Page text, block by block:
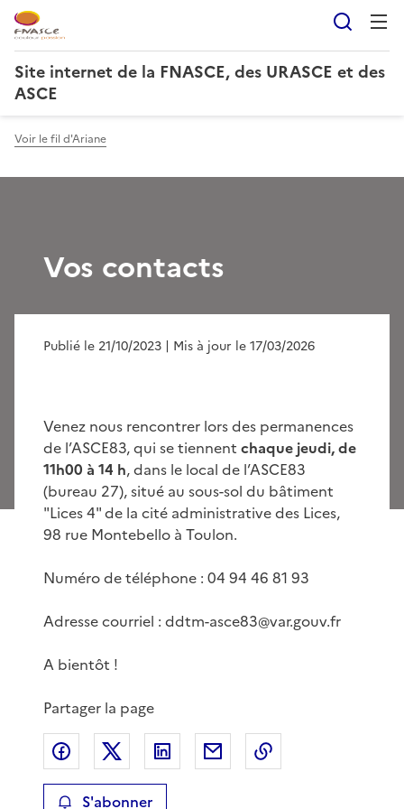
Site internet de la FNASCE, des URASCE et des
ASCE
Voir le fil d'Ariane
Vos contacts
Publié le 21/10/2023 | Mis à jour le 17/03/2026
Venez nous rencontrer lors des permanences
de l’ASCE83, qui se tiennent chaque jeudi, de
11h00 à 14 h, dans le local de l’ASCE83
(bureau 27), situé au sous-sol du bâtiment
"Lices 4" de la cité administrative des Lices,
98 rue Montebello à Toulon.
Numéro de téléphone : 04 94 46 81 93
Adresse courriel : ddtm-asce83@var.gouv.fr
A bientôt !
Partager la page
Partager sur Facebook
Partager sur XPartager sur LinkedIn
Partager par email
S'abonner